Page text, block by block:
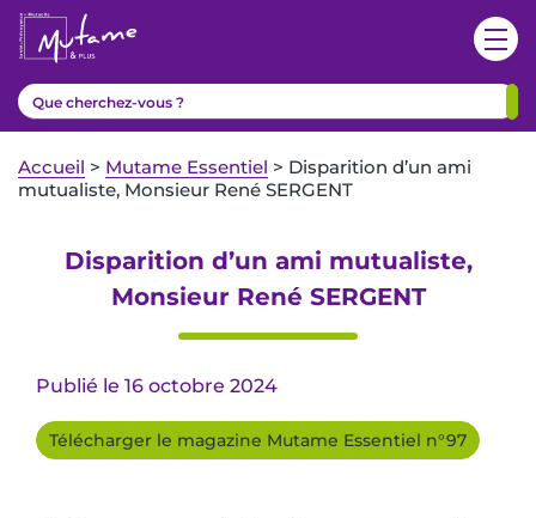
Accueil > Mutame Essentiel > Disparition d’un ami
mutualiste, Monsieur René SERGENT
Disparition d’un ami mutualiste,
Monsieur René SERGENT
Publié le 16 octobre 2024
Télécharger le magazine Mutame Essentiel n°97